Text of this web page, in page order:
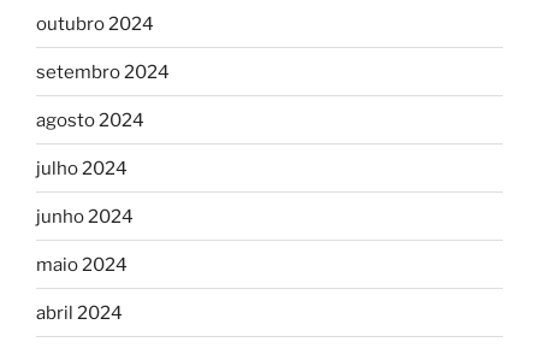
outubro 2024
setembro 2024
agosto 2024
julho 2024
junho 2024
maio 2024
abril 2024